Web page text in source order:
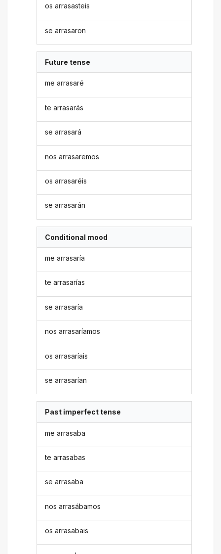
os arrasasteis
se arrasaron
Future tense
me arrasaré
te arrasarás
se arrasará
nos arrasaremos
os arrasaréis
se arrasarán
Conditional mood
me arrasaría
te arrasarías
se arrasaría
nos arrasaríamos
os arrasaríais
se arrasarían
Past imperfect tense
me arrasaba
te arrasabas
se arrasaba
nos arrasábamos
os arrasabais